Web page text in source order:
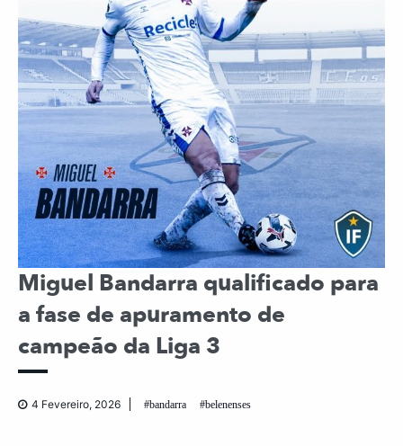
Miguel Bandarra qualificado para
a fase de apuramento de
campeão da Liga 3
4 Fevereiro, 2026 bandarra belenenses